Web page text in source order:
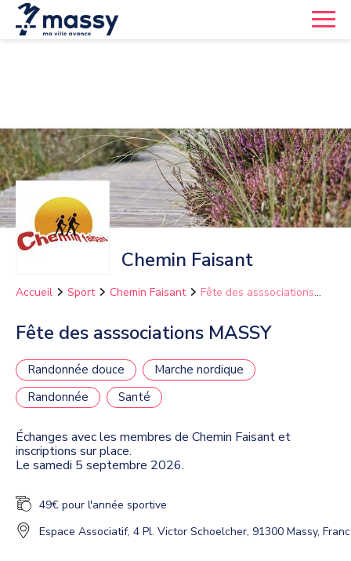
Chemin Faisant
Accueil Sport Chemin Faisant
Fête des asssociations
Fête des asssociations MASSY
Randonnée douce
Marche nordique
Randonnée
Santé
Échanges avec les membres de Chemin Faisant et
inscriptions sur place.
Le samedi 5 septembre 2026.
49€ pour l'année sportive
Espace Associatif, 4 Pl. Victor Schoelcher, 91300 Massy,